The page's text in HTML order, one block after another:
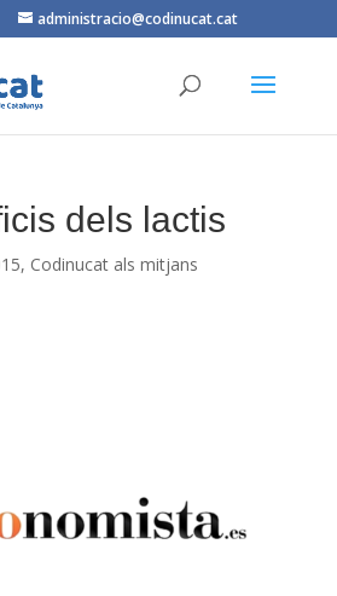
administracio@codinucat.cat
dels lactis
, Codinucat als mitjans